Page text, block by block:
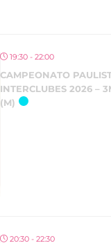
19:30 - 22:00
CAMPEONATO
INTERCLUBES 2026 –
(M)
20:30 - 22:30